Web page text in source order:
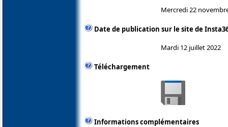
Mercredi 22
Date de publication sur le site de
Mardi 12 juillet 2022
Téléchargement
Informations complémentaires